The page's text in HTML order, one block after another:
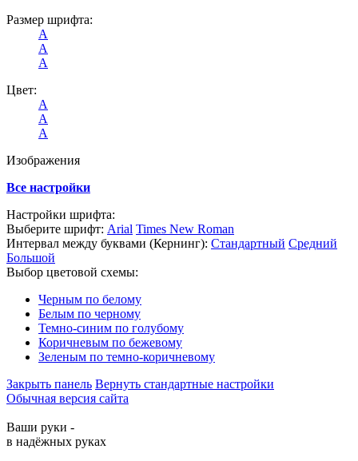
Размер шрифта:
А
А
А
Цвет:
А
А
А
Изображения
Все настройки
Настройки шрифта:
Выберите шрифт: Arial Times New Roman
Интервал между буквами (Кернинг): Стандартный Средний
Большой
Выбор цветовой схемы:
Черным по белому
Белым по черному
Темно-синим по голубому
Коричневым по бежевому
Зеленым по темно-коричневому
Закрыть панель Вернуть стандартные настройки
Обычная версия сайта
Ваши руки -
в надёжных руках